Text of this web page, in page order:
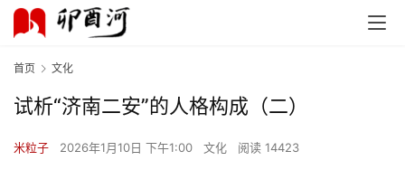
首页 文化
试析“济南二安”的人格构成（二）
米粒子 2026年1月10日 下午1:00 文化 阅读 14423